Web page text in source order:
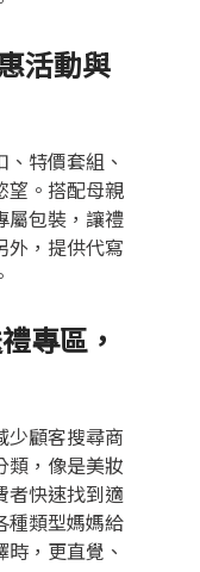
活動與
特價套組、
望。搭配母親
屬包裝，讓禮
外，提供代寫
專區，
少顧客搜尋商
類，像是美妝
者快速找到適
種類型媽媽給
，更直覺、